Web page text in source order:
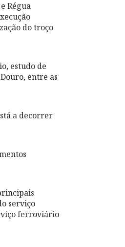
Régua
do troço
estudo de
entre as
a decorrer
serviço
ferroviário